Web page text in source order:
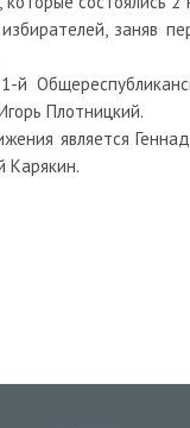
заняв
й
Плотницкий.
является
Карякин.